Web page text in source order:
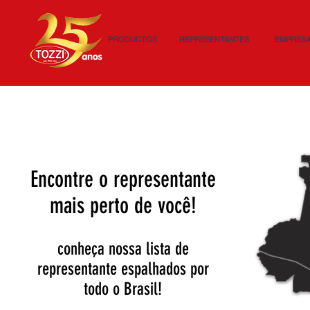
PRODUCTOS REPRESENTANTES EMPRESA
Encontre o representante
mais perto de você!
conheça nossa lista de
representante espalhados por
todo o Brasil!